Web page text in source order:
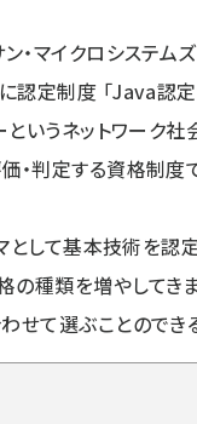
・マイクロシステム
定制度 「Java認定
というネットワーク
・判定する資格制度
して基本技術を認
種類を増やしてき
せて選ぶことので